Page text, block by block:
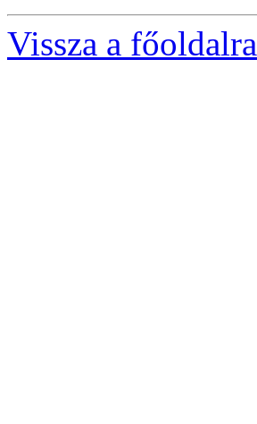
Vissza a főoldalra